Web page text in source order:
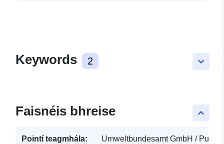
keyboard_arrow_down
Keywords 2
keyboard_arrow_up
Faisnéis bhreise
Pointí teagmhála:
Umweltbundesamt GmbH /